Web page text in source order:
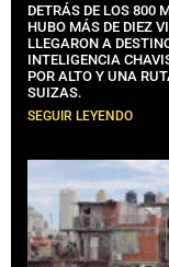
DETRÁS DE LOS 800
HUBO MÁS DE DIEZ
LLEGARON A
INTELIGENCIA
POR ALTO Y UNA
SUIZAS.
SEGUIR LEYENDO